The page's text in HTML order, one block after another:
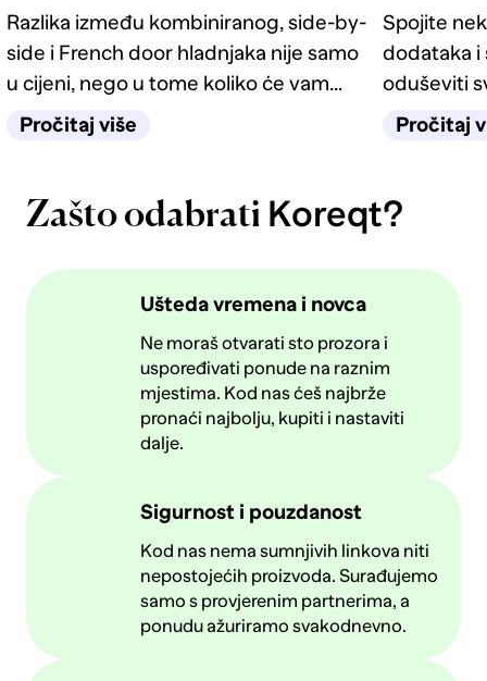
Razlika između kombiniranog, side-by-
side i French door hladnjaka nije samo
u cijeni, nego u tome koliko će vam
život u kuhinji biti jednostavan
Pročitaj više
Spojite
dodataka i
oduševiti
četiri
Pročitaj
Zašto odabrati Koreqt?
Ušteda vremena i novca
Ne moraš otvarati sto prozora i
uspoređivati ponude na raznim
mjestima. Kod nas ćeš najbrže
pronaći najbolju, kupiti i nastaviti
dalje.
Sigurnost i pouzdanost
Kod nas nema sumnjivih linkova niti
nepostojećih proizvoda. Surađujemo
samo s provjerenim partnerima, a
ponudu ažuriramo svakodnevno.